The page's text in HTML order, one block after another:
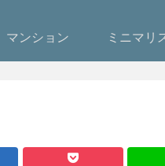
マンション ミニマリ